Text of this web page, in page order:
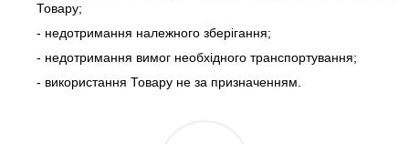
Товару;
- недотримання належного зберігання;
- недотримання вимог необхідного транспортування;
- використання Товару не за призначенням.